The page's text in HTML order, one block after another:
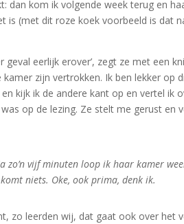
dan kom ik volgende week terug en
is (met dit roze koek voorbeeld is dat
eerlijk erover’, zegt ze met een
zijn vertrokken. Ik ben lekker op
kijk ik de andere kant op en vertel ik
op de lezing. Ze stelt me gerust en
zo’n vijf minuten loop ik haar kamer
niets. Oke, ook prima, denk ik.
zo leerden wij, dat gaat ook over het